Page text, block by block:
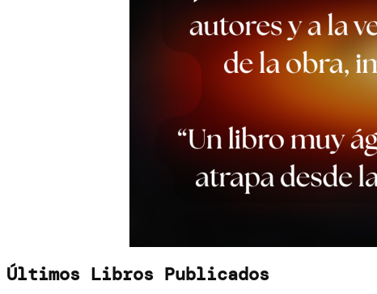
Últimos Libros Publicados